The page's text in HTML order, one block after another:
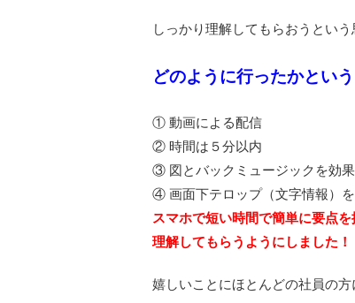
しっかり理解してもらおうという
どのように行ったかとい
① 動画による配信
② 時間は５分以内
③ 図とバックミュージックを効
④ 画面下テロップ（文字情報）
スマホで短い時間で簡単に要点を
理解してもらうようにしました！
嬉しいことにほとんどの社員の方